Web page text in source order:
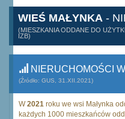
WIEŚ MAŁYNKA -
(MIESZKANIA ODDANE DO
IZB)
NIERUCHOMOŚCI
(Źródło: GUS, 31.XII.2021)
W2021 roku we wsi Małynka
każdych 1000 mieszkańców